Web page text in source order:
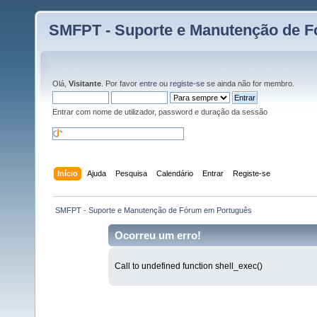
SMFPT - Suporte e Manutenção de
Olá, Visitante . Por favor entre ou registe-se se ainda não for membro.
Entrar com nome de utilizador, password e duração da sessão
Início Ajuda Pesquisa Calendário Entrar Registe-se
SMFPT - Suporte e Manutenção de Fórum em Português
Ocorreu um erro!
Call to undefined function shell_exec()